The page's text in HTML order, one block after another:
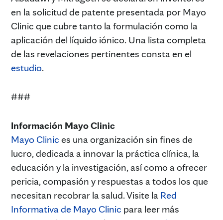
en la solicitud de patente presentada por Mayo
Clinic que cubre tanto la formulación como la
aplicación del líquido iónico. Una lista completa
de las revelaciones pertinentes consta en el
estudio.
###
Información Mayo Clinic
Mayo Clinic es una organización sin fines de
lucro, dedicada a innovar la práctica clínica, la
educación y la investigación, así como a ofrecer
pericia, compasión y respuestas a todos los que
necesitan recobrar la salud. Visite la Red
Informativa de Mayo Clinic para leer más